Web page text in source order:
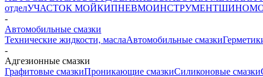
отделУЧАСТОК МОЙКИПНЕВМОИНСТРУМЕНТ
-
Автомобильные смазки
Технические жидкости, маслаАвтомобильные смазки
-
Адгезионные смазки
Графитовые смазкиПроникающие смазкиСиликоновые смазки